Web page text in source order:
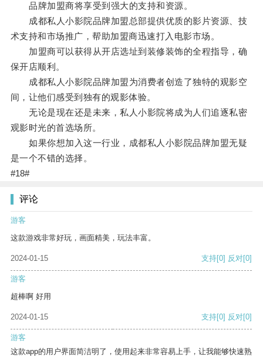
品牌加盟商将享受到强大的支持和资源。
成都私人小影院品牌加盟总部提供优质的影片资源、技
术支持和市场推广，帮助加盟商迅速打入电影市场。
加盟商可以获得从开店选址到装修装饰的全程指导，确
保开店顺利。
成都私人小影院品牌加盟为消费者创造了独特的观影空
间，让他们感受到独有的观影体验。
无论是现在还是未来，私人小影院将成为人们追逐私密
观影时光的首选场所。
如果你想加入这一行业，成都私人小影院品牌加盟无疑
是一个不错的选择。
#18#
评论
游客
这款游戏非常好玩，画面精美，玩法丰富。
2024-01-15 支持[0] 反对[0]
游客
超棒啊 好用
2024-01-15 支持[0] 反对[0]
游客
这款app的用户界面简洁明了，使用起来非常容易上手，让我能够快速熟